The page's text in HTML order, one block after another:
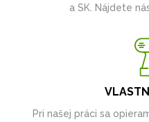
a SK. Nájdete
Pri našej práci sa